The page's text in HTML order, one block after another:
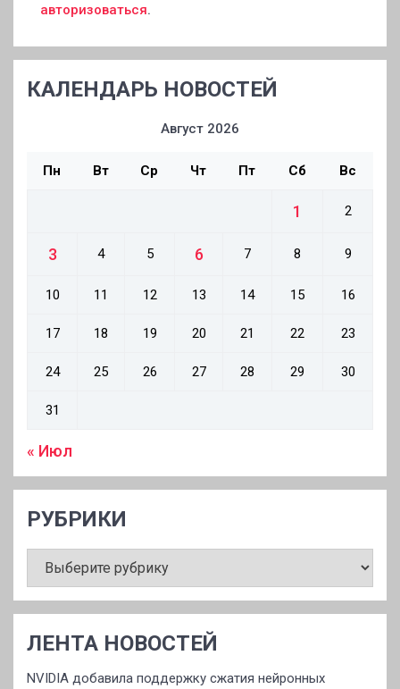
авторизоваться.
КАЛЕНДАРЬ НОВОСТЕЙ
Август 2026
Пн Вт Ср Чт Пт Сб Вс
1 2
3 4 5 6 7 8 9
10 11 12 13 14 15 16
17 18 19 20 21 22 23
24 25 26 27 28 29 30
31
« Июл
РУБРИКИ
ЛЕНТА НОВОСТЕЙ
NVIDIA добавила поддержку сжатия нейронных